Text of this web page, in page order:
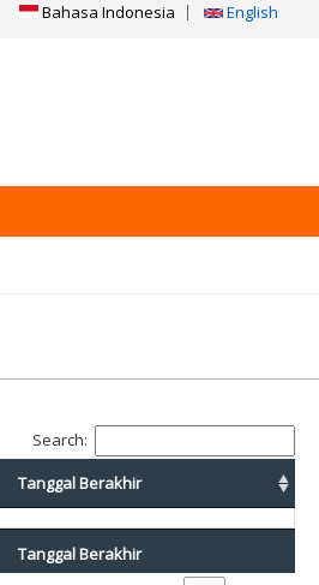
Bahasa Indonesia English
Search:
Tanggal Berakhir
Tanggal Berakhir